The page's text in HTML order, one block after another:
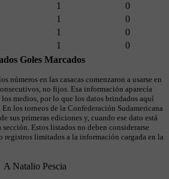
1
0
1
0
1
0
1
0
Goles Marcados
números en las casacas comenzaron a usarse en
no fijos. Esa información aparecía
los medios, por lo que los datos brindados aquí
los torneos de la Confederación Sudamericana
sus primeras ediciones y, cuando ese dato está
Estos listados no deben considerarse
registros limitados a la información cargada en la
A Natalio Pescia